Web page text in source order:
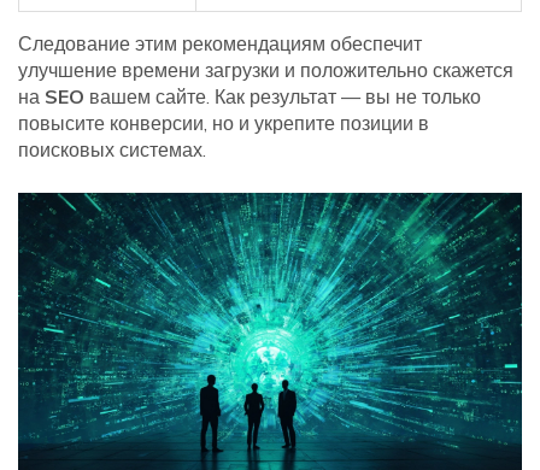
Следование этим рекомендациям обеспечит
улучшение времени загрузки и положительно скажется
на SEO вашем сайте. Как результат — вы не только
повысите конверсии, но и укрепите позиции в
поисковых системах.